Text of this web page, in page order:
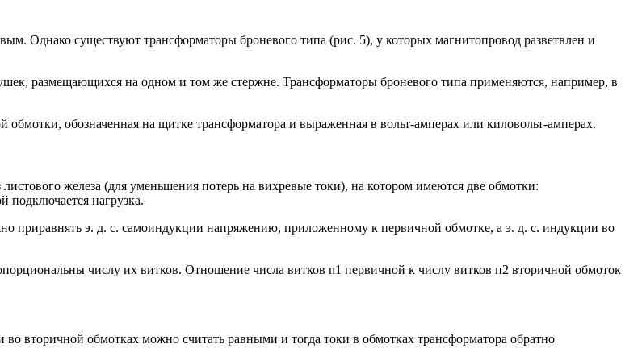
Однако существуют трансформаторы броневого типа (рис. 5), у которых магнитопровод разветвлен и
размещающихся на одном и том же стержне. Трансформаторы броневого типа применяются, например, в
обозначенная на щитке трансформатора и выраженная в вольт-амперах или киловольт-амперах.
железа (для уменьшения потерь на вихревые токи), на котором имеются две обмотки:
подключается нагрузка.
приравнять э. д. с. самоиндукции напряжению, приложенному к первичной обмотке, а э. д. с. индукции во
числу их витков. Отношение числа витков n1 первичной к числу витков п2 вторичной обмоток
вторичной обмотках можно считать равными и тогда токи в обмотках трансформатора обратно